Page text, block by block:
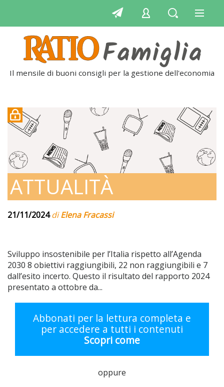
Il mensile di buoni consigli per la gestione dell'economia
ATTUALITÀ
21/11/2024diElena Fracassi
Sviluppo insostenibile per l’Italia rispetto all’Agenda
2030 8 obiettivi raggiungibili, 22 non raggiungibili e 7
dall’esito incerto. Questo il risultato del rapporto 2024
presentato a ottobre da...
Abbonati per la lettura completa e
per accedere a tutti i contenuti
Scopri come
oppure